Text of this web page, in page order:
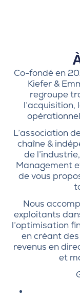
Co-fondé en
Kiefer &
regroupe
L’association
chaîne &
de
Management
de vous
Nous
exploitants
l’optimisation
en créant
revenus en
et